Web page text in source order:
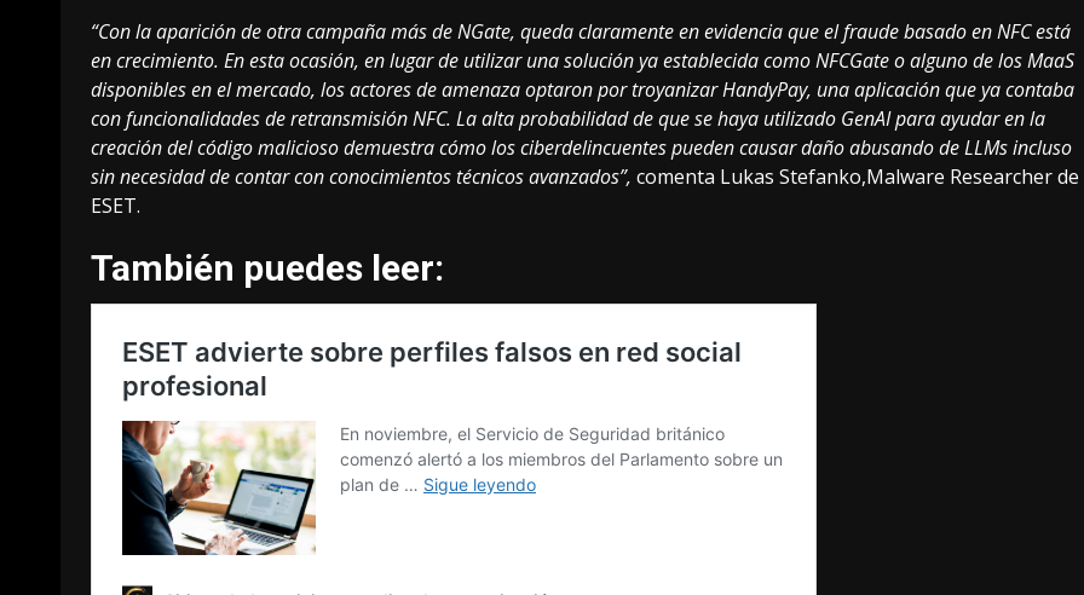
“Con la aparición de otra campaña más de NGate, queda claramente en evidencia que el fraude basado en NFC está
en crecimiento. En esta ocasión, en lugar de utilizar una solución ya establecida como NFCGate o alguno de los MaaS
disponibles en el mercado, los actores de amenaza optaron por troyanizar HandyPay, una aplicación que ya contaba
con funcionalidades de retransmisión NFC. La alta probabilidad de que se haya utilizado GenAI para ayudar en la
creación del código malicioso demuestra cómo los ciberdelincuentes pueden causar daño abusando de LLMs incluso
sin necesidad de contar con conocimientos técnicos avanzados”, comenta Lukas Stefanko,Malware Researcher de
ESET.
También puedes leer: